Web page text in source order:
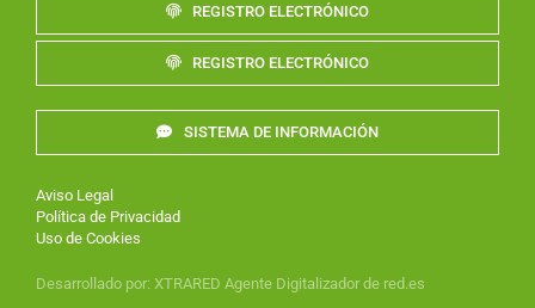
REGISTRO ELECTRÓNICO
REGISTRO ELECTRÓNICO
SISTEMA DE INFORMACIÓN
Aviso Legal
Política de Privacidad
Uso de Cookies
Desarrollado por: XTRARED Agente Digitalizador de red.es